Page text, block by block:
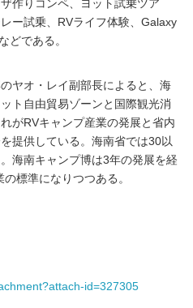
作りコンペ、ヨット試乗ツア
ー試乗、RVライフ体験、Galaxy
どである。
ヤオ・レイ副部長によると、海
ト自由貿易ゾーンと国際観光消
がRVキャンプ産業の発展と省内
提供している。海南省では30以
海南キャンプ博は3年の発展を経
標準になりつつある。
id=327305